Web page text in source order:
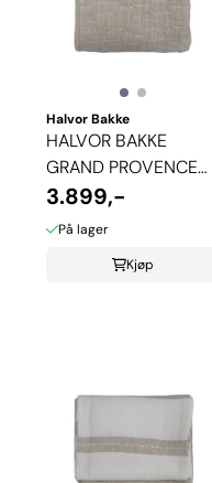
Halvor Bakke
HALVOR BAKKE
GRAND PROVENCE
SENGETEPPE - BEIGE
3.899,-
På lager
Kjøp